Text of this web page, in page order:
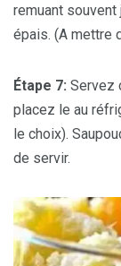
remuant
épais. (A mettre
Étape 7: Servez
placez le au
le choix).
de servir.